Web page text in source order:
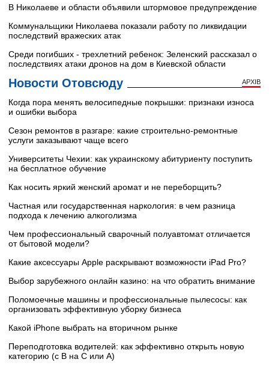
В Николаеве и области объявили штормовое предупреждение
Коммунальщики Николаева показали работу по ликвидации
последствий вражеских атак
Среди погибших - трехлетний ребенок: Зеленский рассказал о
последствиях атаки дронов на дом в Киевской области
Новости Отовсюду АРХІВ
Когда пора менять велосипедные покрышки: признаки износа
и ошибки выбора
Сезон ремонтов в разгаре: какие строительно-ремонтные
услуги заказывают чаще всего
Университеты Чехии: как украинскому абитуриенту поступить
на бесплатное обучение
Как носить яркий женский аромат и не переборщить?
Частная или государственная наркология: в чем разница
подхода к лечению алкоголизма
Чем профессиональный сварочный полуавтомат отличается
от бытовой модели?
Какие аксессуары Apple раскрывают возможности iPad Pro?
Выбор зарубежного онлайн казино: на что обратить внимание
Поломоечные машины и профессиональные пылесосы: как
организовать эффективную уборку бизнеса
Какой iPhone выбрать на вторичном рынке
Переподготовка водителей: как эффективно открыть новую
категорию (с B на C или А)